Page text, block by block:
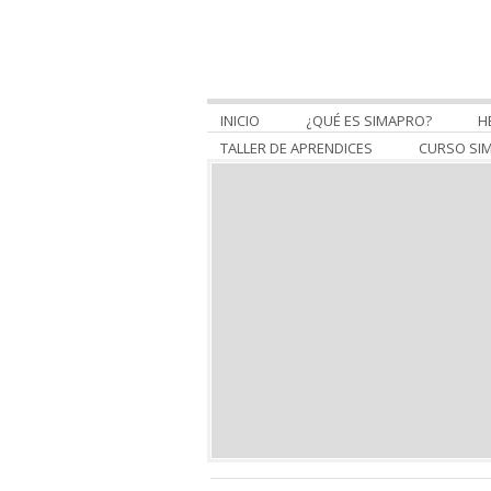
INICIO ¿QUÉ ES SIMAPRO?
TALLER DE APRENDICES
CURSO